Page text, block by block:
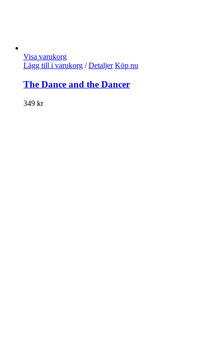
Visa varukorg
Lägg till i varukorg / Detaljer Köp nu
The Dance and the Dancer
349 kr